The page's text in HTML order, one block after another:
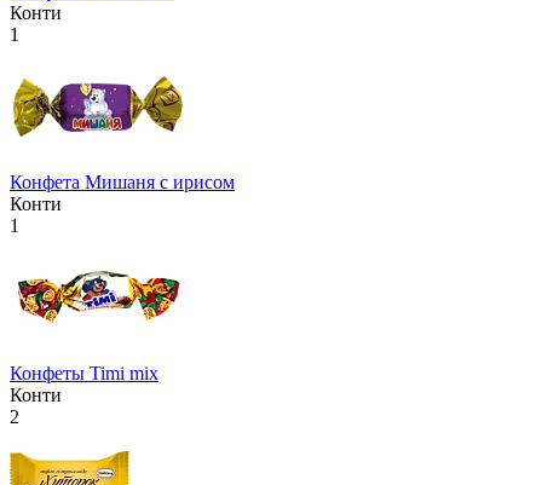
Конти
1
Конфета Мишаня с ирисом
Конти
1
Конфеты Timi mix
Конти
2